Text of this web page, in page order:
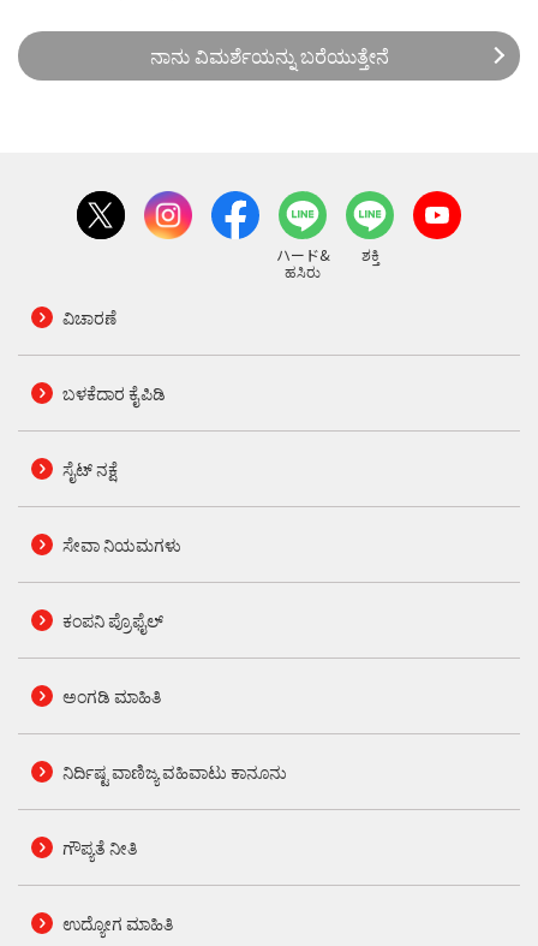
ನಾನು ವಿಮರ್ಶೆಯನ್ನು ಬರೆಯುತ್ತೇನೆ
ハード&
ಹಸಿರು
ಶಕ್ತಿ
ವಿಚಾರಣೆ
ಬಳಕೆದಾರ ಕೈಪಿಡಿ
ಸೈಟ್ ನಕ್ಷೆ
ಸೇವಾ ನಿಯಮಗಳು
ಕಂಪನಿ ಪ್ರೊಫೈಲ್
ಅಂಗಡಿ ಮಾಹಿತಿ
ನಿರ್ದಿಷ್ಟ ವಾಣಿಜ್ಯ ವಹಿವಾಟು ಕಾನೂನು
ಗೌಪ್ಯತೆ ನೀತಿ
ಉದ್ಯೋಗ ಮಾಹಿತಿ